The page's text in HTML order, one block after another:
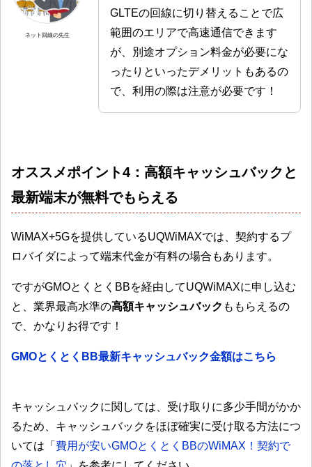
ネット回線の先生
GLTEの回線に切り替えることで広
範囲のエリアで高速通信できます
が、別途オプション料金が必要にな
ったりといったデメリットもあるの
で、利用の際は注意が必要です！
オススメポイント4：高額キャッシュバックと
最新端末が無料でもらえる
WiMAX+5Gを提供しているUQWiMAXでは、契約するプ
ロバイダによって端末代金が有料の場合もあります。
ですがGMOとくとくBBを経由してUQWiMAXに申し込む
と、業界最高水準の高額キャッシュバック ももらえるの
で、かなりお得です！
GMOとくとくBB最新キャッシュバック金額はこちら
キャッシュバックに関しては、受け取りに多少手間がかか
るため、キャッシュバックをほぼ確実に受け取る方法につ
いては「 費用が安いGMOとくとくBBのWiMAX！契約で